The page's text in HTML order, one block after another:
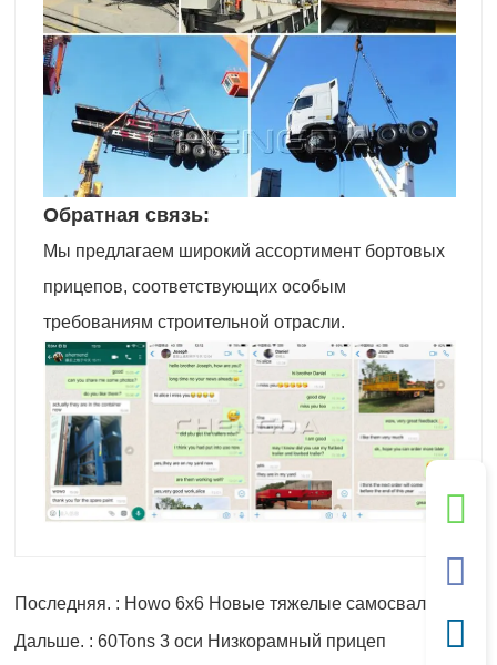
Обратная связь:
Мы предлагаем широкий ассортимент бортовых
прицепов, соответствующих особым
требованиям строительной отрасли.
Последняя. : Howo 6x6 Новые тяжелые самосвалы
Дальше. : 60Tons 3 оси Низкорамный прицеп